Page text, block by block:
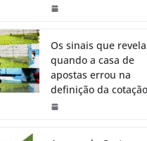
Os sinais que
quando a casa de
apostas errou na
definição da cotação